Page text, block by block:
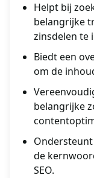
Helpt bij
belangrijke
zinsdelen te
Biedt een
om de
belangrijke
de
SEO.